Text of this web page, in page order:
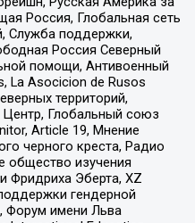
Россия, Глобальная сеть
Служба поддержки,
Россия Северный
помощи, Антивоенный
La Asocicion de Rusos
территорий,
Глобальный союз
Article 19, Мнение
черного креста, Радио
общество изучения
Фридриха Эберта, XZ
гендерной
Форум имени Льва